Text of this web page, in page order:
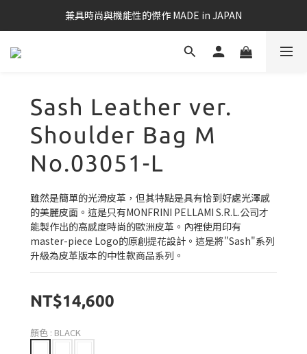
兼具時尚與機能性的傑作 MADE in JAPAN
Sash Leather ver.
Shoulder Bag M
No.03051-L
雖然是簡單的光滑皮革，但其特點是具有恰到好處光澤感
的美麗皮面。這是只有MONFRINI PELLAMI S.R.L.公司才
能製作出的高感度時尚的歐洲皮革。內裡使用印有
master-piece Logo的原創提花設計。這是將"Sash"系列
升級為皮革版本的中性款商品系列。
NT$14,600
顏色 : BLACK